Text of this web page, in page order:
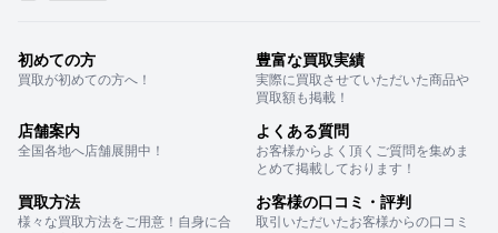
初めての方
買取が初めての方へ！
豊富な買取実績
実際に買取させていただいた商品や
買取額も掲載！
店舗案内
全国各地へ店舗展開中！
よくある質問
お客様からよく頂くご質問を集めま
とめて掲載しております！
買取方法
様々な買取方法をご用意！自身に合
お客様の口コミ・評判
取引いただいたお客様からの口コミ